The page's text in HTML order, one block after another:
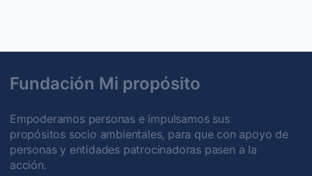
Fundación Mi propósito
Empoderamos personas e impulsamos sus
propósitos socio ambientales, para que con apoyo de
personas y entidades patrocinadoras pasen a la
acción.